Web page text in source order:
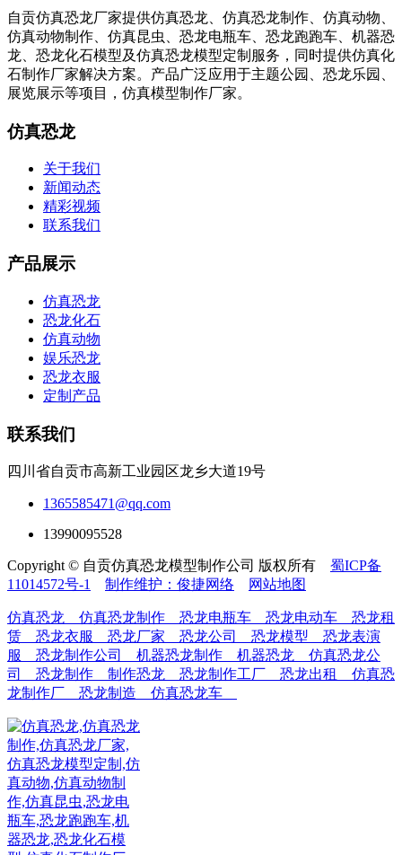
自贡仿真恐龙厂家提供仿真恐龙、仿真恐龙制作、仿真动物、
仿真动物制作、仿真昆虫、恐龙电瓶车、恐龙跑跑车、机器恐
龙、恐龙化石模型及仿真恐龙模型定制服务，同时提供仿真化
石制作厂家解决方案。产品广泛应用于主题公园、恐龙乐园、
展览展示等项目，仿真模型制作厂家。
仿真恐龙
关于我们
新闻动态
精彩视频
联系我们
产品展示
仿真恐龙
恐龙化石
仿真动物
娱乐恐龙
恐龙衣服
定制产品
联系我们
四川省自贡市高新工业园区龙乡大道19号
1365585471@qq.com
13990095528
Copyright © 自贡仿真恐龙模型制作公司 版权所有 蜀ICP备
11014572号-1
制作维护：俊捷网络 网站地图
仿真恐龙 仿真恐龙制作 恐龙电瓶车 恐龙电动车 恐龙租
赁 恐龙衣服 恐龙厂家 恐龙公司 恐龙模型 恐龙表演
服 恐龙制作公司 机器恐龙制作 机器恐龙 仿真恐龙公
司 恐龙制作 制作恐龙 恐龙制作工厂 恐龙出租 仿真恐
龙制作厂 恐龙制造 仿真恐龙车